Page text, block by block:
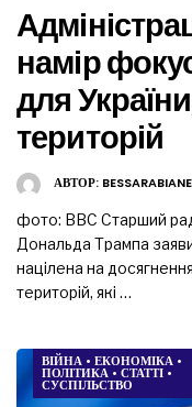
намір
для
територій
АВТОР:
фото: ВВС Старший
Дональда Трампа
націлена на
територій, які …
ВІЙНА • ЕКОНОМІКА •
ПОЛІТИКА • СТАТТІ •
СУСПІЛЬСТВО